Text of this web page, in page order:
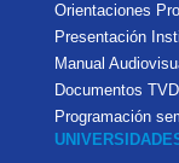
Orientaciones
Presentación
Manual
Documentos TVD
Programación